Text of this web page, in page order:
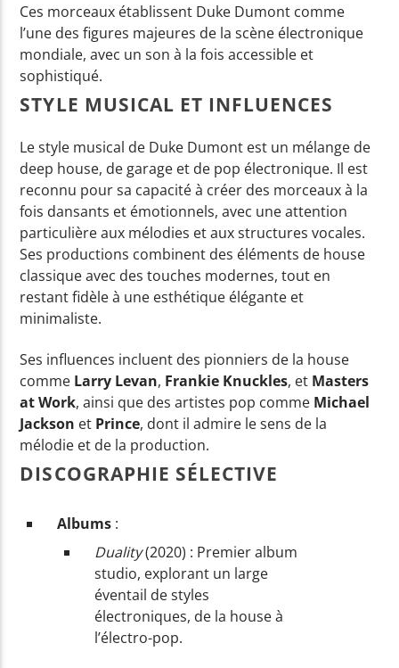
Ces morceaux établissent Duke Dumont comme
l’une des figures majeures de la scène électronique
mondiale, avec un son à la fois accessible et
sophistiqué.
STYLE MUSICAL ET INFLUENCES
Le style musical de Duke Dumont est un mélange de
deep house, de garage et de pop électronique. Il est
reconnu pour sa capacité à créer des morceaux à la
fois dansants et émotionnels, avec une attention
particulière aux mélodies et aux structures vocales.
Ses productions combinent des éléments de house
classique avec des touches modernes, tout en
restant fidèle à une esthétique élégante et
minimaliste.
Ses influences incluent des pionniers de la house
comme Larry Levan, Frankie Knuckles, et Masters
at Work, ainsi que des artistes pop comme Michael
Jackson et Prince, dont il admire le sens de la
mélodie et de la production.
DISCOGRAPHIE SÉLECTIVE
Albums :
Duality(2020) : Premier album
studio, explorant un large
éventail de styles
électroniques, de la house à
l’électro-pop.